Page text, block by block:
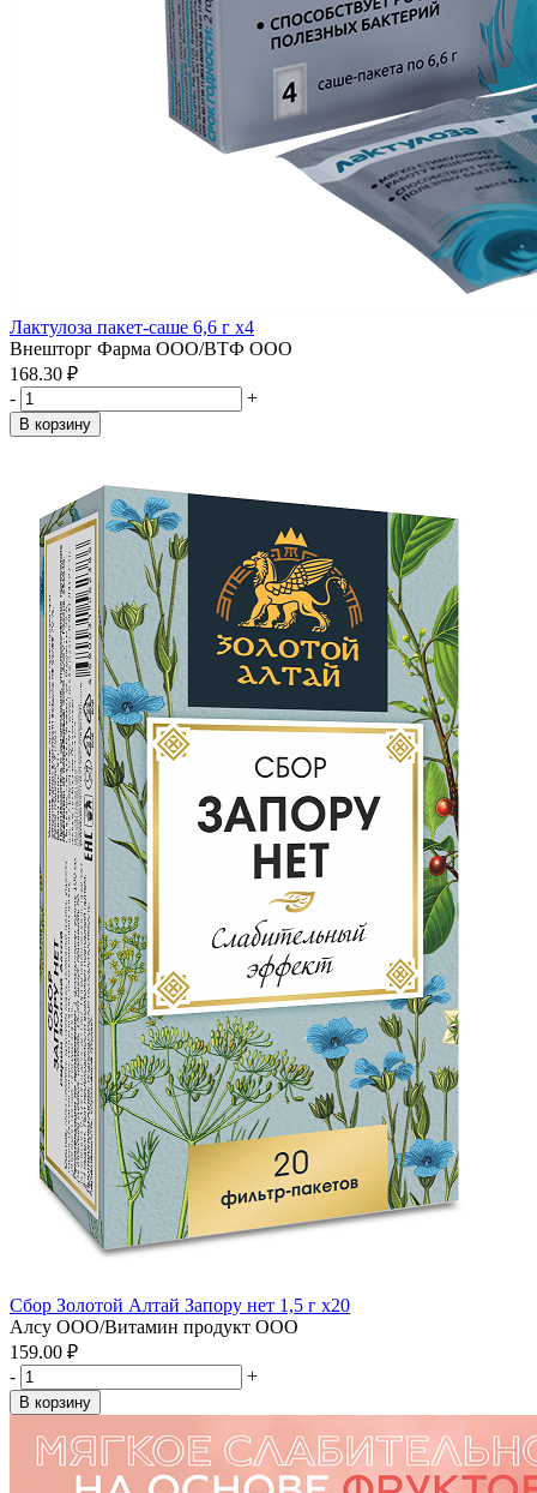
Лактулоза пакет-саше 6,6 г x4
Внешторг Фарма ООО/ВТФ ООО
168.30 ₽
-
+
В корзину
Сбор Золотой Алтай Запору нет 1,5 г x20
Алсу ООО/Витамин продукт ООО
159.00 ₽
-
+
В корзину